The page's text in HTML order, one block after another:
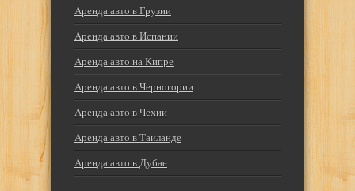
Аренда авто в Грузии
Аренда авто в Испании
Аренда авто на Кипре
Аренда авто в Черногории
Аренда авто в Чехии
Аренда авто в Таиланде
Аренда авто в Дубае